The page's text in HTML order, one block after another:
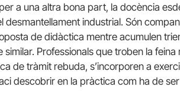
a una altra bona part, la docència
desmantellament industrial. Són
de didàctica mentre acumulen
Professionals que troben la feina
de tràmit rebuda, s’incorporen a
descobrir en la pràctica com ha de